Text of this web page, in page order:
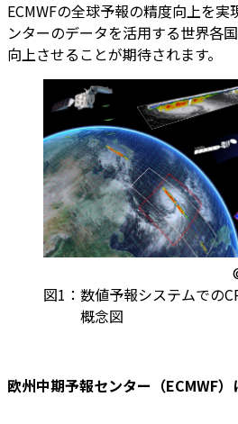
ECMWFの全球予報の精度向上を
ンターのデータを活用する世界各
向上させることが期待されます。
図1： 数値予報システムでの
概念図
欧州中期予報センター（ECMWF）